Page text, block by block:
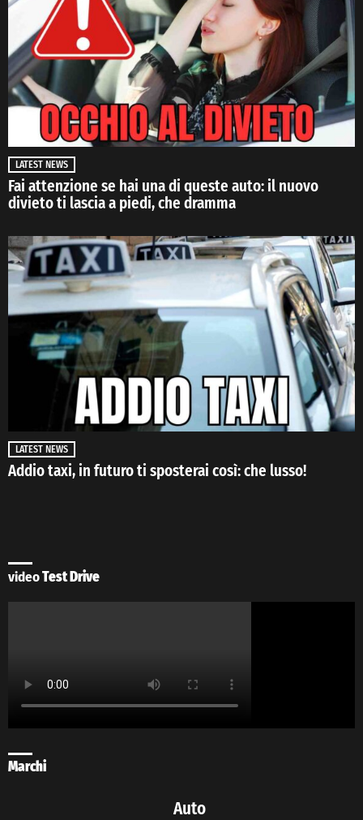
LATEST NEWS
Fai attenzione se hai una di queste auto: il nuovo
divieto ti lascia a piedi, che dramma
LATEST NEWS
Addio taxi, in futuro ti sposterai così: che lusso!
videoTest Drive
Marchi
Auto